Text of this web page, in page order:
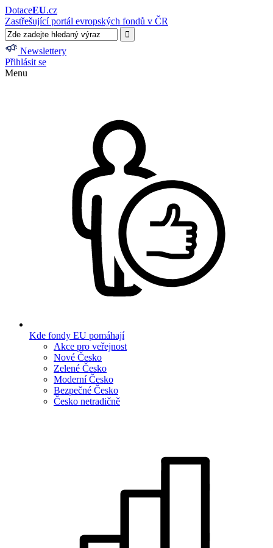
DotaceEU.cz
Zastřešující portál evropských fondů v ČR
Newslettery
Přihlásit se
Menu
Kde fondy EU pomáhají
Akce pro veřejnost
Nové Česko
Zelené Česko
Moderní Česko
Bezpečné Česko
Česko netradičně